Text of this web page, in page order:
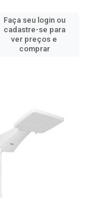
Faça seu login ou
cadastre-se para
ver preços e
comprar